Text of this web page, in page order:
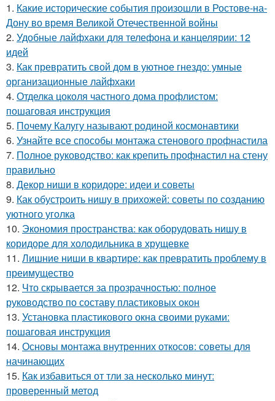
1. Какие исторические события произошли в Ростове-на-
Дону во время Великой Отечественной войны
2. Удобные лайфхаки для телефона и канцелярии: 12
идей
3. Как превратить свой дом в уютное гнездо: умные
организационные лайфхаки
4. Отделка цоколя частного дома профлистом:
пошаговая инструкция
5. Почему Калугу называют родиной космонавтики
6. Узнайте все способы монтажа стенового профнастила
7. Полное руководство: как крепить профнастил на стену
правильно
8. Декор ниши в коридоре: идеи и советы
9. Как обустроить нишу в прихожей: советы по созданию
уютного уголка
10. Экономия пространства: как оборудовать нишу в
коридоре для холодильника в хрущевке
11. Лишние ниши в квартире: как превратить проблему в
преимущество
12. Что скрывается за прозрачностью: полное
руководство по составу пластиковых окон
13. Установка пластикового окна своими руками:
пошаговая инструкция
14. Основы монтажа внутренних откосов: советы для
начинающих
15. Как избавиться от тли за несколько минут:
проверенный метод